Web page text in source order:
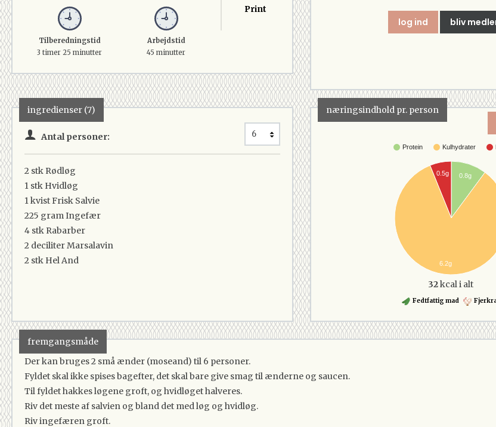
Tilberedningstid
3 timer 25 minutter
Arbejdstid
45 minutter
Print
log ind bliv
ingredienser (7)
Antal personer:
2 stk Rødløg
1 stk Hvidløg
1 kvistFrisk Salvie
225 gramIngefær
4 stk Rabarber
2 deciliterMarsalavin
2 stk Hel And
næringsindhold pr. person
Protein Kulhydrater
0.8g
0.5g
6.2g
32kcal i alt
Fedtfattig mad
fremgangsmåde
Der kan bruges 2 små ænder (moseand) til 6 personer.
Fyldet skal ikke spises bagefter, det skal bare give smag til ænderne og saucen.
Til fyldet hakkes løgene groft, og hvidløget halveres.
Riv det meste af salvien og bland det med løg og hvidløg.
Riv ingefæren groft.